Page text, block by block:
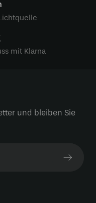
mit Klarna
und bleiben Sie